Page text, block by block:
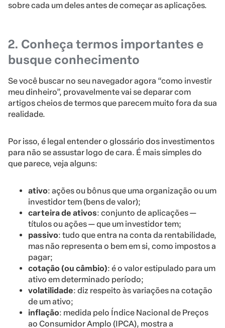
sobre cada um deles antes de começar as aplicações.
2. Conheça termos importantes e
busque conhecimento
Se você buscar no seu navegador agora “como investir
meu dinheiro”, provavelmente vai se deparar com
artigos cheios de termos que parecem muito fora da sua
realidade.
Por isso, é legal entender o glossário dos investimentos
para não se assustar logo de cara. É mais simples do
que parece, veja alguns:
ativo: ações ou bônus que uma organização ou um
investidor tem (bens de valor);
carteira de ativos: conjunto de aplicações —
títulos ou ações — que um investidor tem;
passivo: tudo que entra na conta da rentabilidade,
mas não representa o bem em si, como impostos a
pagar;
cotação (ou câmbio): é o valor estipulado para um
ativo em determinado período;
volatilidade: diz respeito às variações na cotação
de um ativo;
inflação: medida pelo Índice Nacional de Preços
ao Consumidor Amplo (IPCA), mostra a